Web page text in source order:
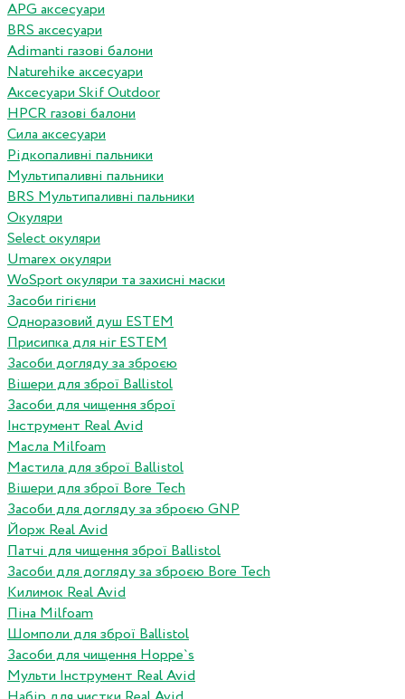
APG аксесуари
BRS аксесуари
Adimanti газові балони
Naturehike аксесуари
Аксесуари Skif Outdoor
HPCR газові балони
Сила аксесуари
Рідкопаливні пальники
Мультипаливні пальники
BRS Мультипаливні пальники
Окуляри
Select окуляри
Umarex окуляри
WoSport окуляри та захисні маски
Засоби гігієни
Одноразовий душ ESTEM
Присипка для ніг ESTEM
Засоби догляду за зброєю
Вішери для зброї Ballistol
Засоби для чищення зброї
Інструмент Real Avid
Масла Milfoam
Мастила для зброї Ballistol
Вішери для зброї Bore Tech
Засоби для догляду за зброєю GNP
Йорж Real Avid
Патчі для чищення зброї Ballistol
Засоби для догляду за зброєю Bore Tech
Килимок Real Avid
Піна Milfoam
Шомполи для зброї Ballistol
Засоби для чищення Hoppe`s
Мульти Інструмент Real Avid